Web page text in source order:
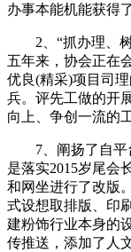
办事本能机能获得
2、“抓办理、树
五年来，协会正在
优良(精采)项目司
兵。评先工做的开
向上、争创一流的
7、阐扬了自平
是落实2015岁尾会
和网坐进行了改版
式设想取排版、印
建粉饰行业本身的
传推送，添加了人